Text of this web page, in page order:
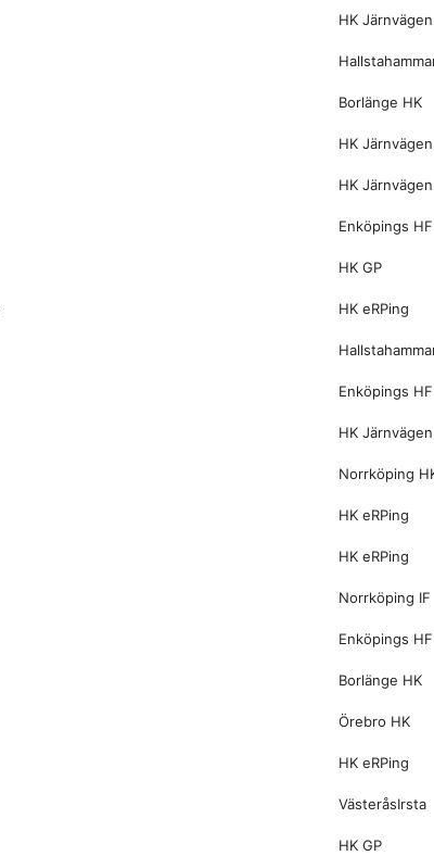
HK Järnvägen
Borlänge HK
HK Järnvägen
HK Järnvägen
Enköpings HF
HK GP
HK eRPing
Enköpings HF
HK Järnvägen
Norrköping
HK eRPing
HK eRPing
Norrköping IF
Enköpings HF
Borlänge HK
Örebro HK
HK eRPing
VästeråsIrsta
HK GP